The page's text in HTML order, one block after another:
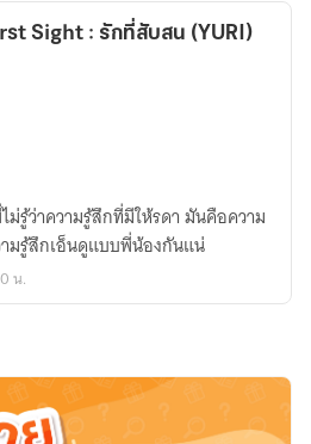
Sight : รักที่สับสน (YURI)
รู้ว่าความรู้สึกที่มีให้รดา มันคือความ
มรู้สึกเอ็นดูแบบพี่น้องกันแน่
น.